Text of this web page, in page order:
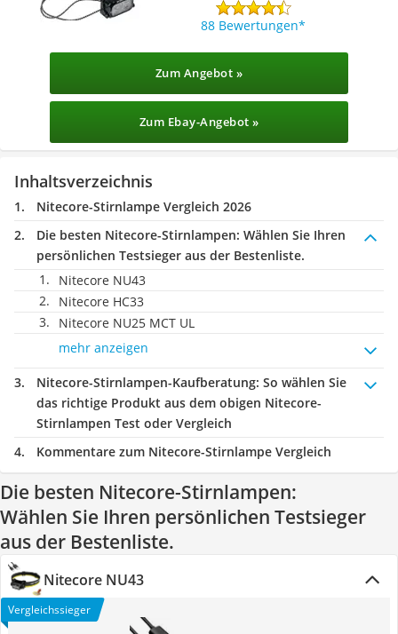
88 Bewertungen
Zum Angebot »
Zum Ebay-Angebot »
Inhaltsverzeichnis
Nitecore-Stirnlampe Vergleich 2026
Die besten Nitecore-Stirnlampen: Wählen Sie Ihren
persönlichen Testsieger aus der Bestenliste.
Nitecore NU43
Nitecore HC33
Nitecore NU25 MCT UL
mehr anzeigen
Nitecore-Stirnlampen-Kaufberatung: So wählen Sie
das richtige Produkt aus dem obigen Nitecore-
Stirnlampen Test oder Vergleich
Kommentare zum Nitecore-Stirnlampe Vergleich
Die besten Nitecore-Stirnlampen:
Wählen Sie Ihren persönlichen Testsieger
aus der Bestenliste.
Nitecore NU43
Vergleichssieger